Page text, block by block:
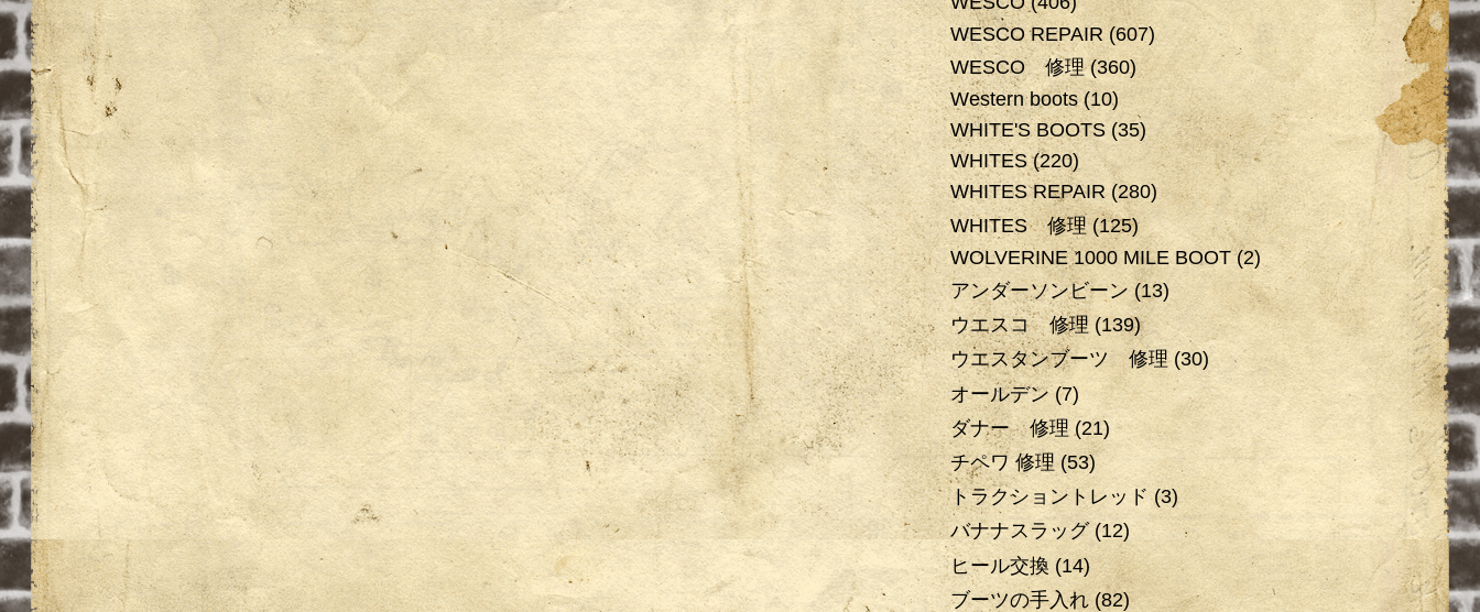
WESCO REPAIR(607)
WESCO 修理(360)
Western boots(10)
WHITE'S BOOTS(35)
WHITES(220)
WHITES REPAIR(280)
WHITES 修理(125)
WOLVERINE 1000 MILE BOOT(2)
アンダーソンビーン(13)
ウエスコ 修理(139)
ウエスタンブーツ 修理(30)
オールデン(7)
ダナー 修理(21)
チペワ 修理(53)
トラクショントレッド (3)
バナナスラッグ(12)
ヒール交換 (14)
ブーツの手入れ(82)